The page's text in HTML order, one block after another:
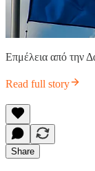
Επμέλεια από την
Read full story
Share